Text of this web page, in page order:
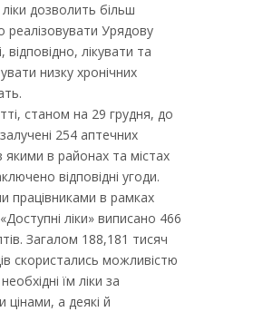
дозволить більш
реалізовувати Урядову
відповідно, лікувати та
низку хронічних
станом на 29 грудня, до
254 аптечних
якими в районах та містах
відповідні угоди.
працівниками в рамках
ліки» виписано 466
Загалом 188,181 тисяч
скористались можливістю
їм ліки за
цінами, а деякі й